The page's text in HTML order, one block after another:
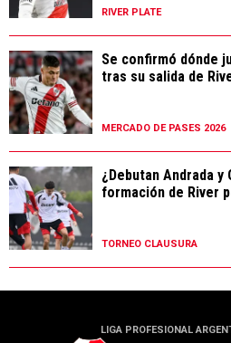
RIVER PLATE
Se confirmó dónde
tras su salida de
MERCADO DE PASES 2026
¿Debutan Andrada
formación de River
TORNEO CLAUSURA
LIGA PROFESIONAL